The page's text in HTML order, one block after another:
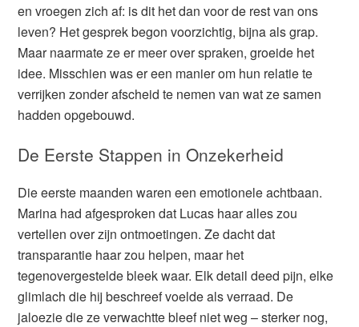
en vroegen zich af: is dit het dan voor de rest van ons
leven? Het gesprek begon voorzichtig, bijna als grap.
Maar naarmate ze er meer over spraken, groeide het
idee. Misschien was er een manier om hun relatie te
verrijken zonder afscheid te nemen van wat ze samen
hadden opgebouwd.
De Eerste Stappen in Onzekerheid
Die eerste maanden waren een emotionele achtbaan.
Marina had afgesproken dat Lucas haar alles zou
vertellen over zijn ontmoetingen. Ze dacht dat
transparantie haar zou helpen, maar het
tegenovergestelde bleek waar. Elk detail deed pijn, elke
glimlach die hij beschreef voelde als verraad. De
jaloezie die ze verwachtte bleef niet weg – sterker nog,